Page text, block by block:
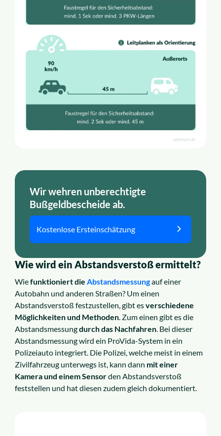
Wir wehren unberechtigte
Bußgeldbescheide ab.
Kostenlose Ersteinschätzung
Wie wird ein Abstandsverstoß ermittelt?
Wiefunktioniert die Abstandsmessungauf einer
Autobahn und anderen Straßen? Um einen
Abstandsverstoß festzustellen, gibt esverschiedene
Möglichkeiten und Methoden. Zum einen gibt es die
Abstandsmessungdurch das Nachfahren. Bei dieser
Abstandsmessung wird ein ProVida-System in ein
Polizeiauto integriert. Die Polizei, welche meist in einem
Zivilfahrzeug unterwegs ist, kann dann mit einer
Kamera und einem Sensorden Abstandsverstoß
feststellen und hat diesen zudem gleich dokumentiert.